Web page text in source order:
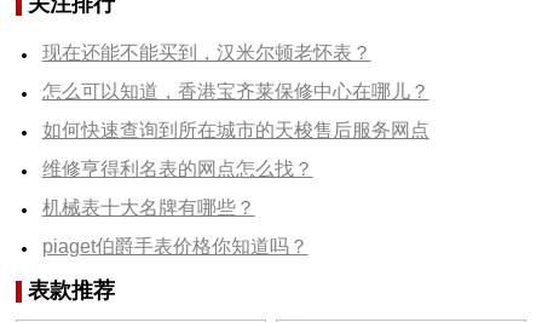
现在还能不能买到，汉米尔顿老怀表？
怎么可以知道，香港宝齐莱保修中心在哪儿？
如何快速查询到所在城市的天梭售后服务网点
维修亨得利名表的网点怎么找？
机械表十大名牌有哪些？
piaget伯爵手表价格你知道吗？
表款推荐